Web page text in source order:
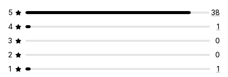
5
38
4
1
3
0
2
0
1
1